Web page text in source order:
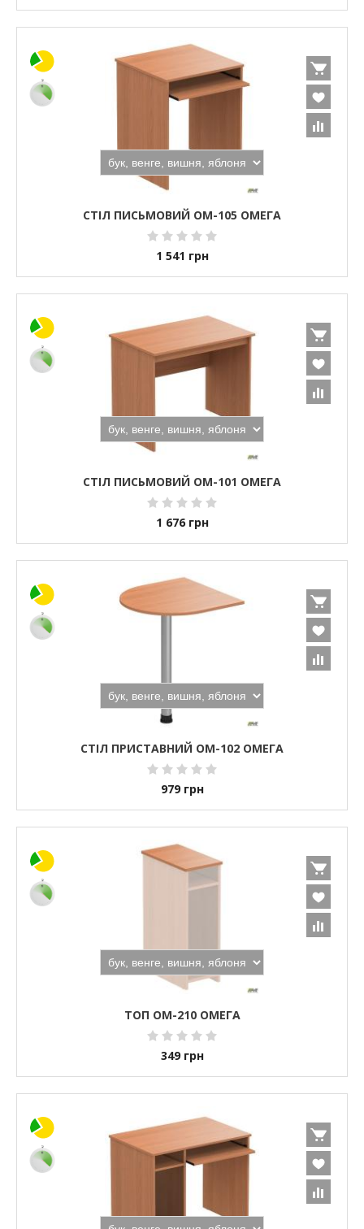
СТІЛ ПИСЬМОВИЙ ОМ-105 ОМЕГА
1 541 грн
СТІЛ ПИСЬМОВИЙ ОМ-101 ОМЕГА
1 676 грн
СТІЛ ПРИСТАВНИЙ ОМ-102 ОМЕГА
979 грн
ТОП OM-210 ОМЕГА
349 грн